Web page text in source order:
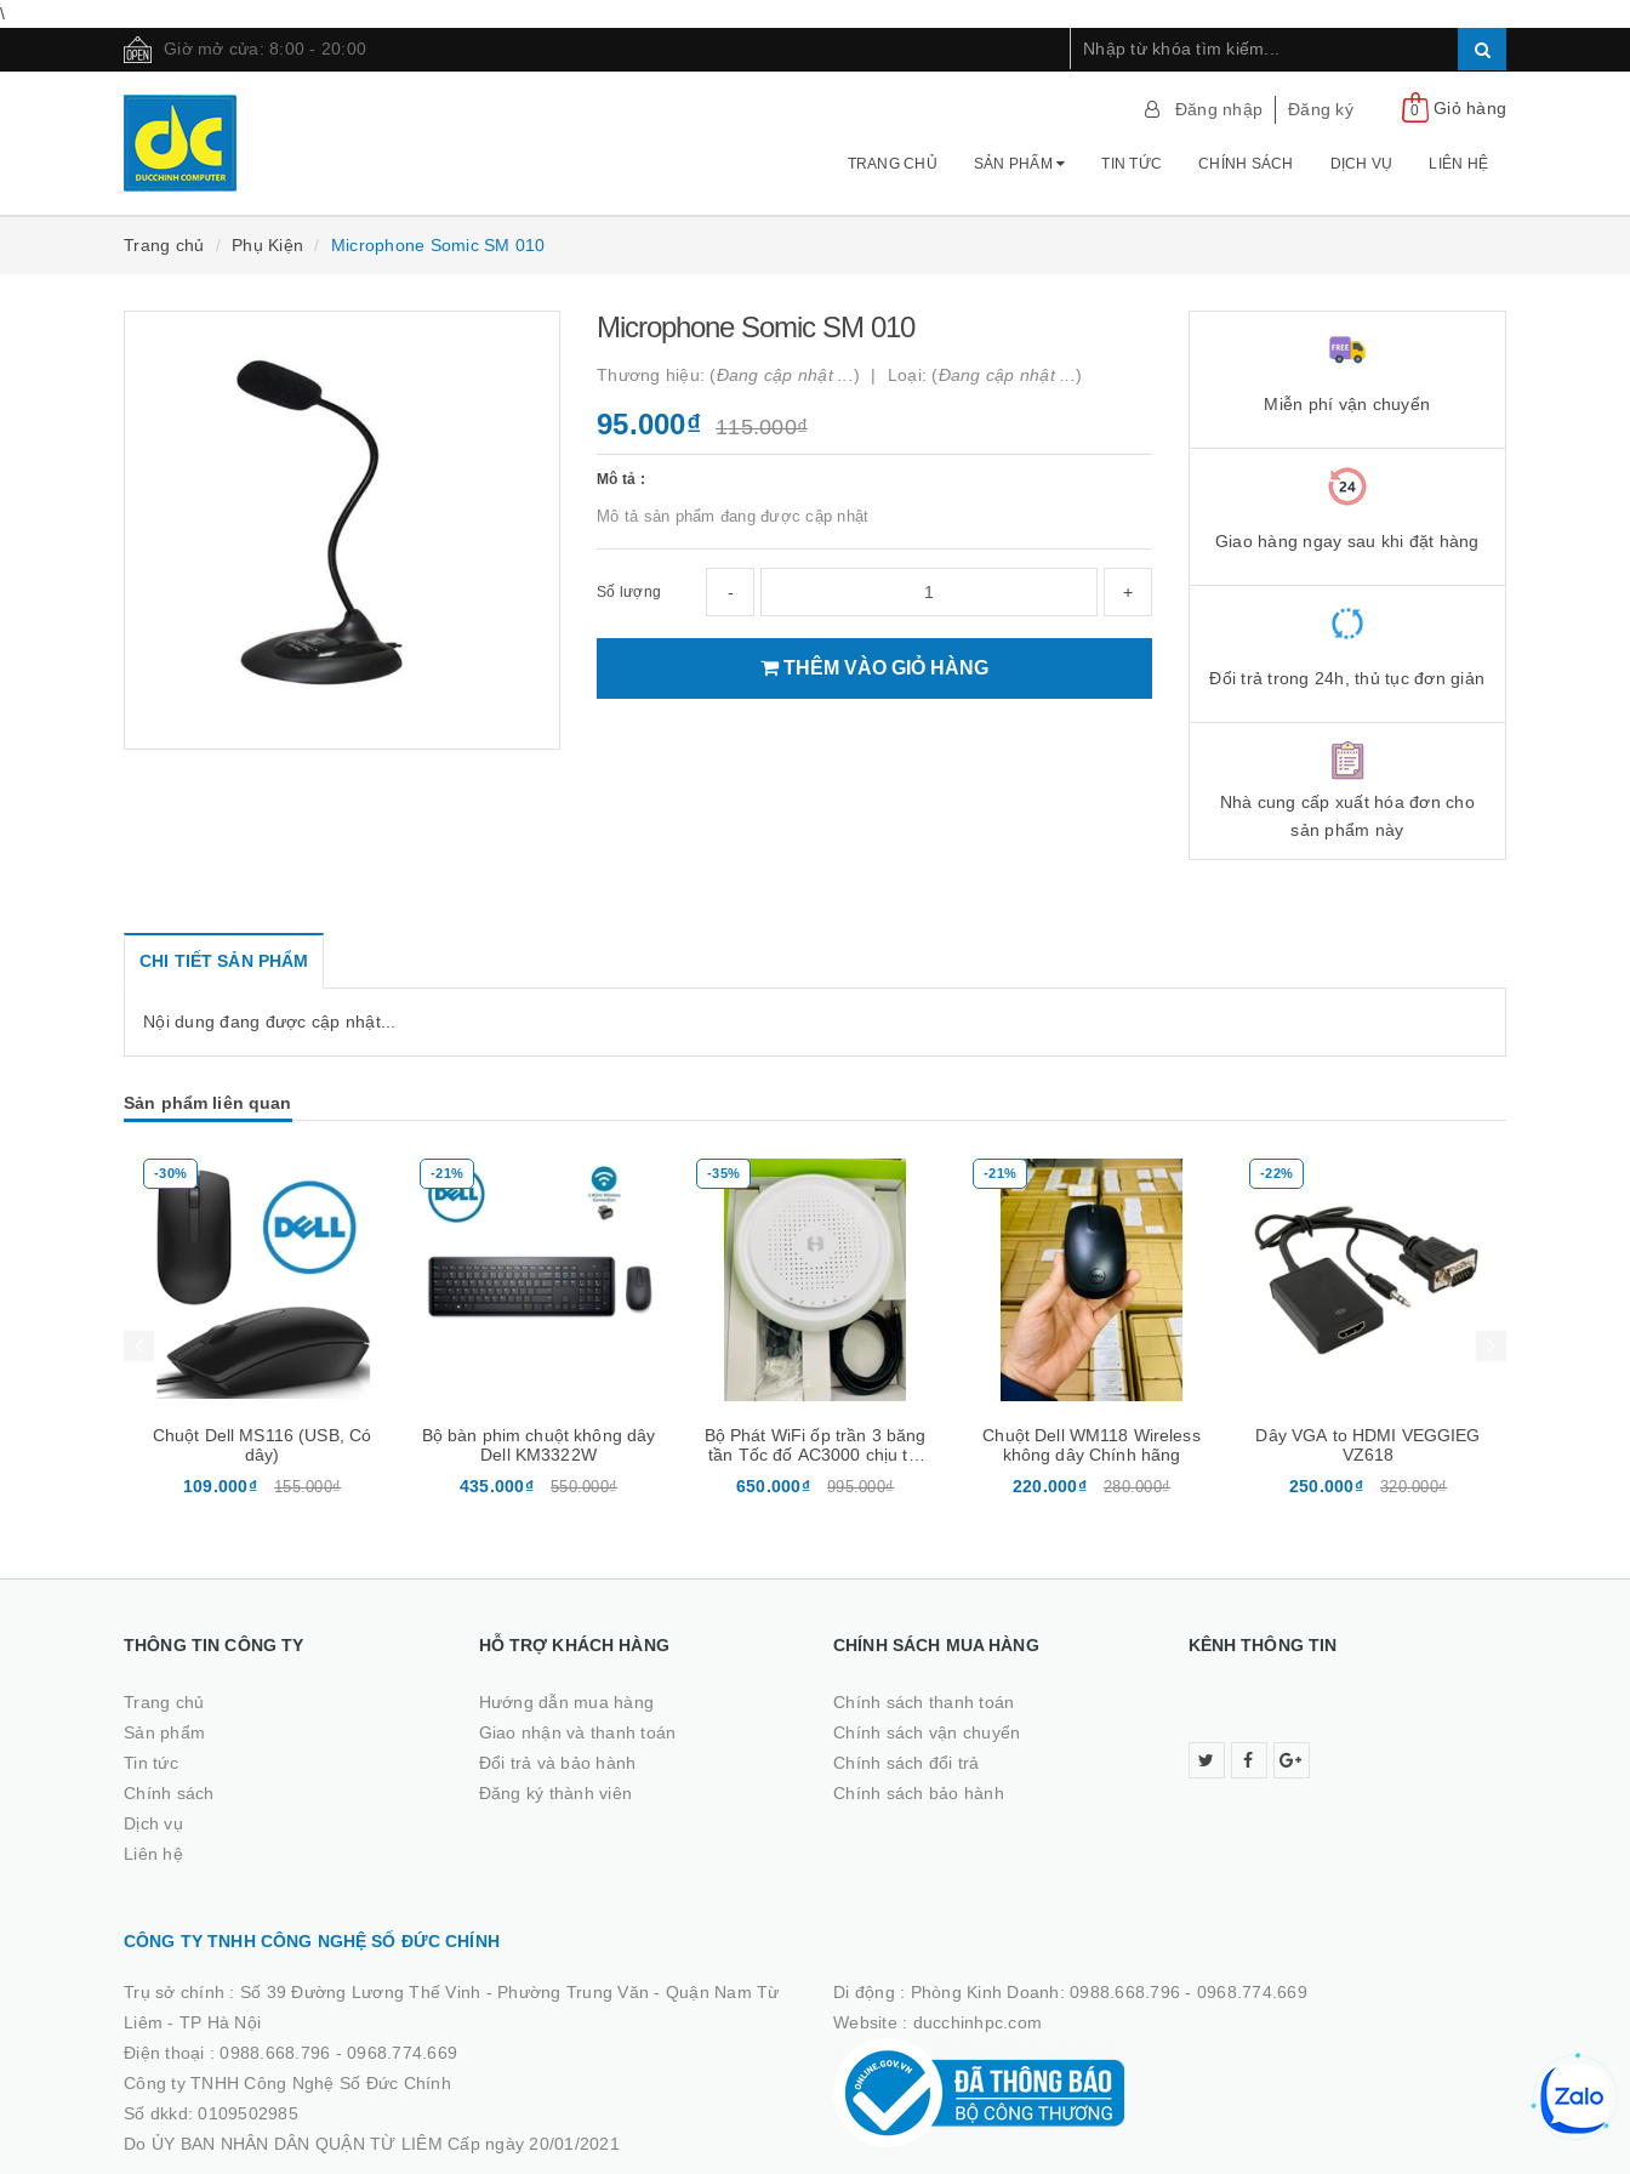
\
Giờ mở cửa: 8:00 - 20:00
Đăng nhập Đăng ký 0 Giỏ hàng
TRANG CHỦ SẢN PHẨM TIN TỨC CHÍNH SÁCH DỊCH VỤ LIÊN HỆ
Trang chủ Phụ Kiện Microphone Somic SM 010
Microphone Somic SM 010
Thương hiệu: (Đang cập nhật ... ) Loại: (Đang cập nhật ... )
95.000₫ 115.000₫
Mô tả :
Mô tả sản phẩm đang được cập nhật
Số lượng - +
THÊM VÀO GIỎ HÀNG
Miễn phí vận chuyển
Giao hàng ngay sau khi đặt hàng
Đổi trả trong 24h, thủ tục đơn giản
Nhà cung cấp xuất hóa đơn cho
sản phẩm này
CHI TIẾT SẢN PHẨM
Nội dung đang được cập nhật...
Sản phẩm liên quan
-30%
Chuột Dell MS116 (USB, Có
dây)
109.000₫
155.000₫
-21%
Xem nhanh
Bộ bàn phim chuột không dây
Dell KM3322W
435.000₫
550.000₫
-35%
Mua hàng Xem nhanh
Bộ Phát WiFi ốp trần 3 băng
tần Tốc đố AC3000 chịu tải
650.000₫ 995.000₫
-21%
Mua hàng
Chuột Dell WM118 Wireless
không dây Chính hãng
220.000₫
280.000₫
-22%
Mua hàng
Dây VGA to HDMI VEGGIEG
VZ618
250.000₫
320.000₫
Mua hàng Mua hàng
THÔNG TIN CÔNG TY
Trang chủ
Sản phẩm
Tin tức
Chính sách
Dịch vụ
Liên hệ
HỖ TRỢ KHÁCH HÀNG
Hướng dẫn mua hàng
Giao nhận và thanh toán
Đổi trả và bảo hành
Đăng ký thành viên
CHÍNH SÁCH MUA HÀNG
Chính sách thanh toán
Chính sách vận chuyển
Chính sách đổi trả
Chính sách bảo hành
KÊNH THÔNG TIN
CÔNG TY TNHH CÔNG NGHỆ SỐ ĐỨC CHÍNH
Trụ sở chính : Số 39 Đường Lương Thế Vinh - Phường Trung Văn - Quận Nam Từ
Liêm - TP Hà Nội
Điện thoại :0988.668.796 - 0968.774.669
Công ty TNHH Công Nghệ Số Đức Chính
Số dkkd: 0109502985
Do ỦY BAN NHÂN DÂN QUẬN TỪ LIÊM Cấp ngày 20/01/2021
Di động : Phòng Kinh Doanh: 0988.668.796 - 0968.774.669
Website : ducchinhpc.com